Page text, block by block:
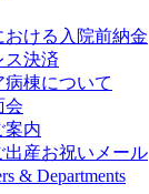
おける入院前納金
ス決済
棟について
会
案内
出産お祝いメール
& Departments